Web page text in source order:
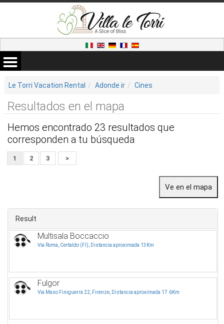
Le Torri Vacation Rental Adonde ir Cines
Resultados en el mapa
Hemos encontrado 23 resultados que
corresponden a tu búsqueda
1 2 3 >
Result
Multisala Boccaccio
Via Roma, Certaldo (FI), Distancia aproximada 13Km
Fulgor
Via Maso Finiguerra 22, Firenze, Distancia aproximada 17.6Km